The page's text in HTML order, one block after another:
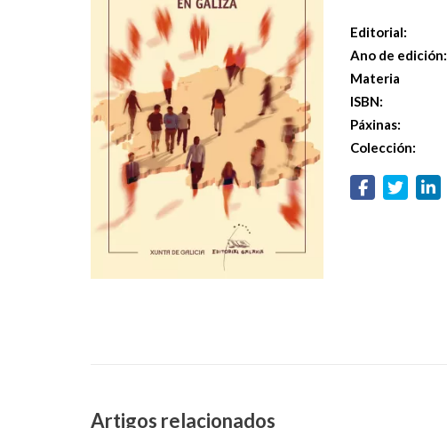
Editorial:
Ano de edición:
Materia
ISBN:
Páxinas:
Colección:
Artigos relacionados